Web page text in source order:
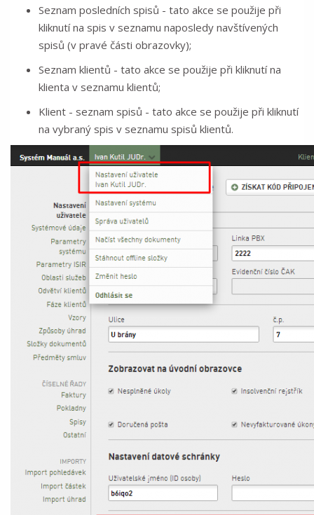
Seznam posledních spisů - tato akce se použije při
kliknutí na spis v seznamu naposledy navštívených
spisů (v pravé části obrazovky);
Seznam klientů - tato akce se použije při kliknutí na
klienta v seznamu klientů;
Klient - seznam spisů - tato akce se použije při kliknutí
na vybraný spis v seznamu spisů klientů.